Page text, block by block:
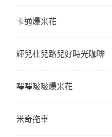
卡通爆米花
輝兒杜兒路兒好時光咖啡
嗶嗶啵啵爆米花
米奇拖車